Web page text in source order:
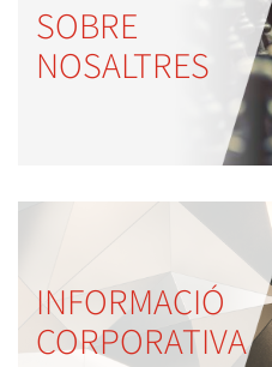
SOBRE
NOSALTRES
INFORMACIÓ
CORPORATIVA